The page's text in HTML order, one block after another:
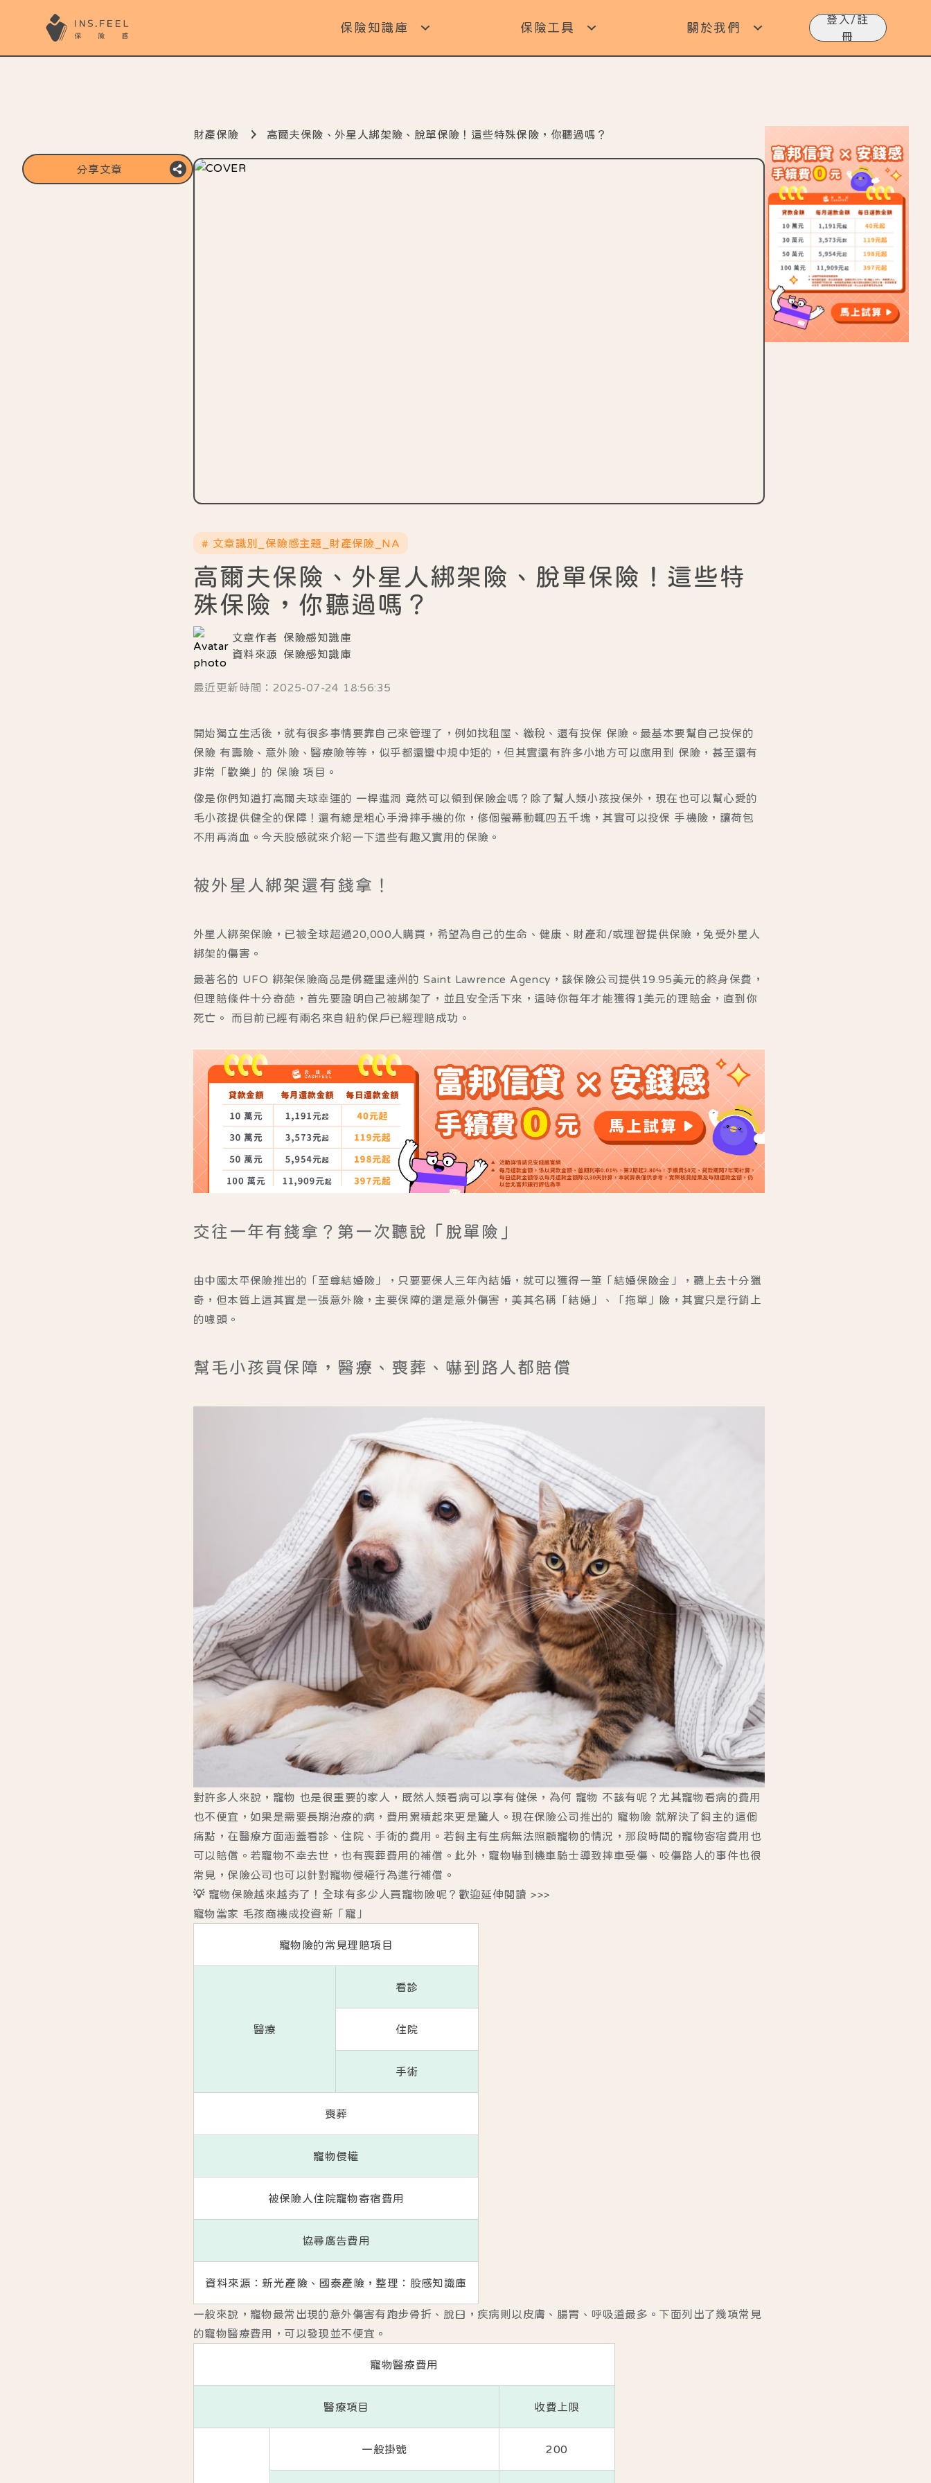
保險知識庫 保險工具 關於我們
登入/註
冊
分享文章
複製分享連結
財產保險 高爾夫保險、外星人綁架險、脫單保險！這些特殊保險，你聽過嗎？
# 文章識別_保險感主題_財產保險_NA
高爾夫保險、外星人綁架險、脫單保險！這些特
殊保險，你聽過嗎？
文章作者
保險感知識庫
資料來源
保險感知識庫
最近更新時間：2025-07-24 18:56:35
開始獨立生活後，就有很多事情要靠自己來管理了，例如找租屋、繳稅、還有投保 保險。最基本要幫自己投保的
保險 有壽險、意外險、醫療險等等，似乎都還蠻中規中矩的，但其實還有許多小地方可以應用到 保險，甚至還有
非常「歡樂」的 保險 項目。
像是你們知道打高爾夫球幸運的 一桿進洞 竟然可以領到保險金嗎？除了幫人類小孩投保外，現在也可以幫心愛的
毛小孩提供健全的保障！還有總是粗心手滑摔手機的你，修個螢幕動輒四五千塊，其實可以投保 手機險，讓荷包
不用再淌血。今天股感就來介紹一下這些有趣又實用的保險。
被外星人綁架還有錢拿！
外星人綁架保險，已被全球超過20,000人購買，希望為自己的生命、健康、財產和/或理智提供保險，免受外星人
綁架的傷害。
最著名的 UFO 綁架保險商品是佛羅里達州的Saint Lawrence Agency ，該保險公司提供19.95美元的終身保費，
但理賠條件十分奇葩，首先要證明自己被綁架了，並且安全活下來，這時你每年才能獲得1美元的理賠金，直到你
死亡。 而目前已經有兩名來自紐約保戶已經理賠成功。
交往一年有錢拿？第一次聽說「脫單險」
由中國太平保險推出的「至尊結婚險」，只要要保人三年內結婚，就可以獲得一筆「結婚保險金」，聽上去十分獵
奇，但本質上這其實是一張意外險，主要保障的還是意外傷害，美其名稱「結婚」、「拖單」險，其實只是行銷上
的噱頭。
幫毛小孩買保障，醫療、喪葬、嚇到路人都賠償
對許多人來說，寵物 也是很重要的家人，既然人類看病可以享有健保，為何 寵物 不該有呢？尤其寵物看病的費用
也不便宜，如果是需要長期治療的病，費用累積起來更是驚人。現在保險公司推出的 寵物險 就解決了飼主的這個
痛點，在醫療方面涵蓋看診、住院、手術的費用。若飼主有生病無法照顧寵物的情況，那段時間的寵物寄宿費用也
可以賠償。若寵物不幸去世，也有喪葬費用的補償。此外，寵物嚇到機車騎士導致摔車受傷、咬傷路人的事件也很
常見，保險公司也可以針對寵物侵權行為進行補償。
💡 寵物保險越來越夯了！全球有多少人買寵物險呢？歡迎延伸閱讀 >>>
寵物當家 毛孩商機成投資新「寵」
寵物險的常見理賠項目
醫療
看診
住院
手術
喪葬
寵物侵權
被保險人住院寵物寄宿費用
協尋廣告費用
資料來源： 新光產險、 國泰產險 ，整理：股感知識庫
一般來說，寵物最常出現的意外傷害有跑步骨折、脫臼，疾病則以皮膚、腸胃、呼吸道最多。下面列出了幾項常見
的寵物醫療費用，可以發現並不便宜。
寵物醫療費用
醫療項目 收費上限
一般掛號 200